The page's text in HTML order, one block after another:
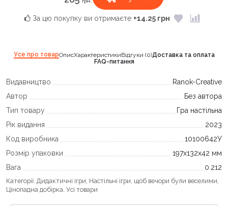
За цю покупку ви отримаєте +14.25 грн
Усе про товарОписХарактеристикиВідгуки (0)Доставка та оплата
FAQ-питання
Видавництво
Ranok-Creative
Автор
Без автора
Тип товару
Гра настільна
Рік видання
2023
Код виробника
10100642У
Розмір упаковки
197х132х42 мм
Вага
0.212
Категорії: Дидактичні ігри, Настільні ігри, щоб вечори були веселими,
Цінопадна добірка, Усі товари